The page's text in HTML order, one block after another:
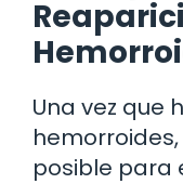
Una vez que
posible para